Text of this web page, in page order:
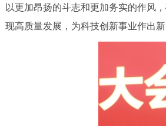
以更加昂扬的斗志和更加务实的作风
现高质量发展，为科技创新事业作出新